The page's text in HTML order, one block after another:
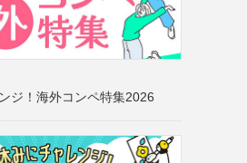
ジ！海外コンペ特集2026